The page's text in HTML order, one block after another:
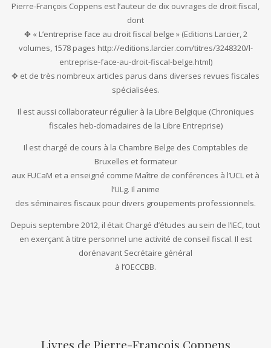
Pierre-François Coppens est l’auteur de dix ouvrages de droit fiscal,
dont
✥ « L’entreprise face au droit fiscal belge » (Editions Larcier, 2
volumes, 1578 pages http://editions.larcier.com/titres/3248320/l-
entreprise-face-au-droit-fiscal-belge.html)
✥ et de très nombreux articles parus dans diverses revues fiscales
spécialisées.
Il est aussi collaborateur régulier à la Libre Belgique (Chroniques
fiscales heb-domadaires de la Libre Entreprise)
Il est chargé de cours à la Chambre Belge des Comptables de
Bruxelles et formateur
aux FUCaM et a enseigné comme Maître de conférences à l’UCL et à
l’ULg. Il anime
des séminaires fiscaux pour divers groupements professionnels.
Depuis septembre 2012, il était Chargé d’études au sein de l’IEC, tout
en exerçant à titre personnel une activité de conseil fiscal. Il est
dorénavant Secrétaire général
à l’OECCBB.
Livres de Pierre-François Coppens